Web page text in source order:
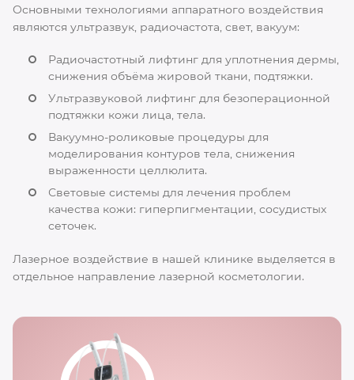
Основными технологиями аппаратного воздействия
являются ультразвук, радиочастота, свет, вакуум:
Радиочастотный лифтинг для уплотнения дермы,
снижения объёма жировой ткани, подтяжки.
Ультразвуковой лифтинг для безоперационной
подтяжки кожи лица, тела.
Вакуумно-роликовые процедуры для
моделирования контуров тела, снижения
выраженности целлюлита.
Световые системы для лечения проблем
качества кожи: гиперпигментации, сосудистых
сеточек.
Лазерное воздействие в нашей клинике выделяется в
отдельное направление лазерной косметологии.